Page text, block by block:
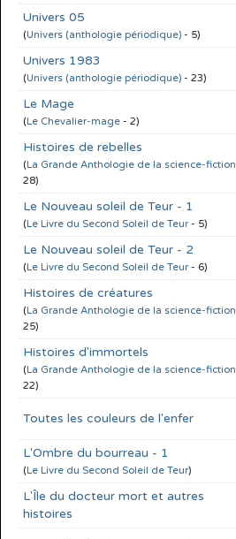
Univers 05
(Univers (anthologie périodique) - 5)
Univers 1983
(Univers (anthologie périodique) - 23)
Le Mage
(Le Chevalier-mage - 2)
Histoires de rebelles
(La Grande Anthologie de la science-fiction
28)
Le Nouveau soleil de Teur - 1
(Le Livre du Second Soleil de Teur- 5)
Le Nouveau soleil de Teur - 2
(Le Livre du Second Soleil de Teur- 6)
Histoires de créatures
(La Grande Anthologie de la science-fiction
25)
Histoires d'immortels
(La Grande Anthologie de la science-fiction
22)
Toutes les couleurs de l'enfer
L'Ombre du bourreau - 1
(Le Livre du Second Soleil de Teur)
L'Île du docteur mort et autres
histoires